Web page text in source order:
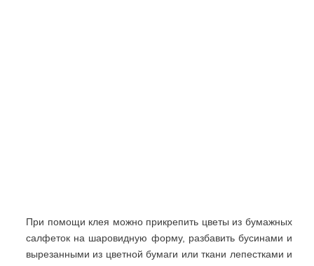
При помощи клея можно прикрепить цветы из бумажных
салфеток на шаровидную форму, разбавить бусинами и
вырезанными из цветной бумаги или ткани лепестками и